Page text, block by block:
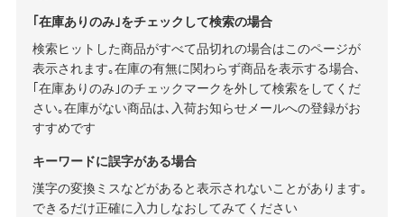
｢在庫ありのみ｣をチェックして検索の場合
検索ヒットした商品がすべて品切れの場合はこのページが
表示されます｡在庫の有無に関わらず商品を表示する場合､
｢在庫ありのみ｣のチェックマークを外して検索をしてくだ
さい｡在庫がない商品は､入荷お知らせメールへの登録がお
すすめです
キーワードに誤字がある場合
漢字の変換ミスなどがあると表示されないことがあります｡
できるだけ正確に入力しなおしてみてください